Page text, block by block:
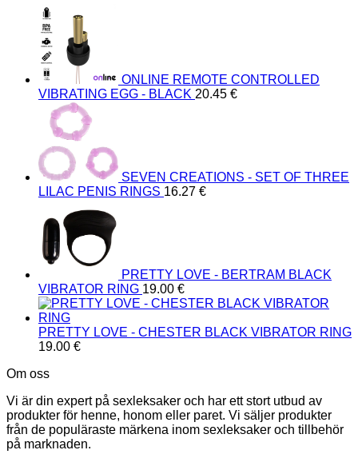
ONLINE REMOTE CONTROLLED
VIBRATING EGG - BLACK 20.45 €
SEVEN CREATIONS - SET OF THREE
LILAC PENIS RINGS 16.27 €
PRETTY LOVE - BERTRAM BLACK
VIBRATOR RING 19.00 €
PRETTY LOVE - CHESTER BLACK VIBRATOR RING
19.00 €
Om oss
Vi är din expert på sexleksaker och har ett stort utbud av
produkter för henne, honom eller paret. Vi säljer produkter
från de populäraste märkena inom sexleksaker och tillbehör
på marknaden.